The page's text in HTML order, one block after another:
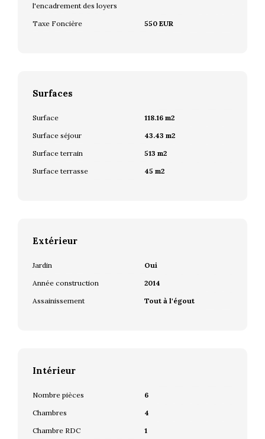
l'encadrement des loyers
Taxe Foncière 550 EUR
Surfaces
Surface
118.16 m2
Surface séjour
43.43 m2
Surface terrain
513 m2
Surface terrasse
45 m2
Extérieur
Jardin
Oui
Année construction
2014
Assainissement
Tout à l'égout
Intérieur
Nombre pièces
6
Chambres
4
Chambre RDC
1